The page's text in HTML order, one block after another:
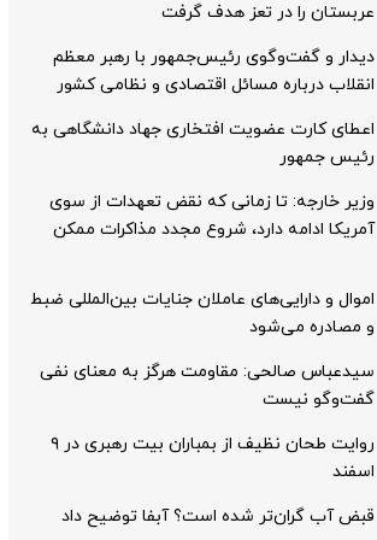
عربستان را در تعز هدف گرفت
دیدار و گفت‌وگوی رئیس‌جمهور با رهبر معظم
انقلاب درباره مسائل اقتصادی و نظامی کشور
اعطای کارت عضویت افتخاری جهاد دانشگاهی به
رئیس‌ جمهور
وزیر خارجه: تا زمانی که نقض تعهدات از سوی
آمریکا ادامه دارد، شروع مجدد مذاکرات ممکن
اموال و دارایی‌های عاملان جنایات بین‌المللی ضبط
و مصادره می‌شود
سیدعباس صالحی: مقاومت هرگز به معنای نفی
گفت‌وگو نیست
روایت طحان‌ نظیف از بمباران بیت رهبری در ۹
اسفند
قبض آب گران‌تر شده است؟ آبفا توضیح داد